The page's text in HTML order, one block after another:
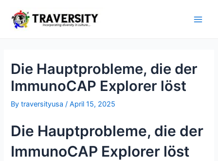
content
Die Hauptprobleme, die der
ImmunoCAP Explorer löst
Bytraversityusa/April 15, 2025
Die Hauptprobleme, die der
ImmunoCAP Explorer löst